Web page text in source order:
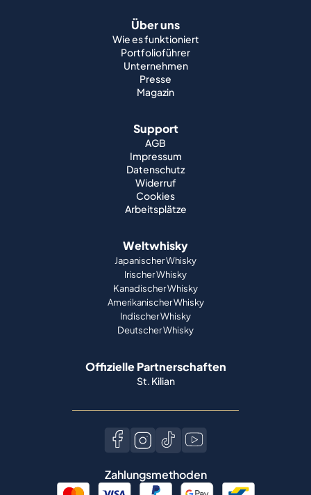
Über uns
Wie es funktioniert
Portfolioführer
Unternehmen
Presse
Magazin
Support
AGB
Impressum
Datenschutz
Widerruf
Cookies
Arbeitsplätze
Weltwhisky
Japanischer Whisky
Irischer Whisky
Kanadischer Whisky
Amerikanischer Whisky
Indischer Whisky
Deutscher Whisky
Offizielle Partnerschaften
St. Kilian
Zahlungsmethoden